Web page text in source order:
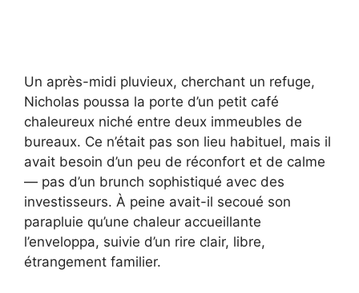
Un après-midi pluvieux, cherchant un refuge,
Nicholas poussa la porte d’un petit café
chaleureux niché entre deux immeubles de
bureaux. Ce n’était pas son lieu habituel, mais il
avait besoin d’un peu de réconfort et de calme
— pas d’un brunch sophistiqué avec des
investisseurs. À peine avait-il secoué son
parapluie qu’une chaleur accueillante
l’enveloppa, suivie d’un rire clair, libre,
étrangement familier.